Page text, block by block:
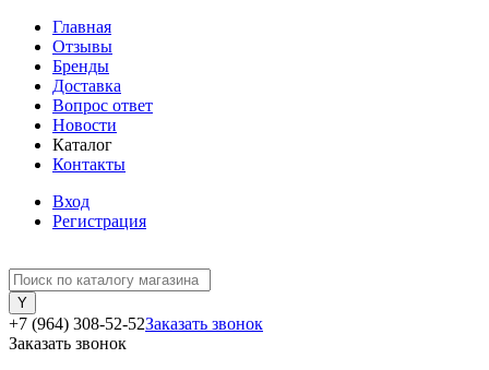
Главная
Отзывы
Бренды
Доставка
Вопрос ответ
Новости
Каталог
Контакты
Вход
Регистрация
+7 (964) 308-52-52Заказать звонок
Заказать звонок